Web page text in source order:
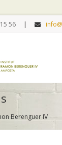
56
Berenguer IV